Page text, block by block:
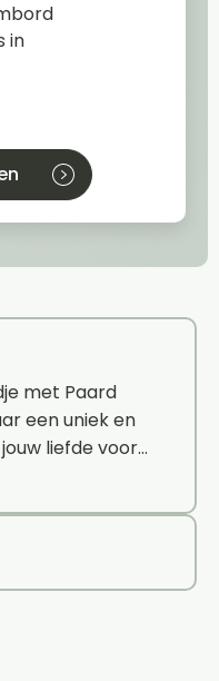
in
met Paard
een uniek en
liefde voor…